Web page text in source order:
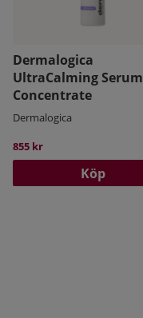
Dermalogica
UltraCalming Serum
Concentrate
Dermalogica
855 kr
Köp